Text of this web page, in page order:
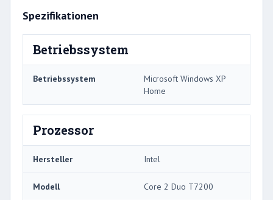
Spezifikationen
Betriebssystem
Betriebssystem
Microsoft Windows XP
Home
Prozessor
Hersteller Intel
Modell Core 2 Duo T7200